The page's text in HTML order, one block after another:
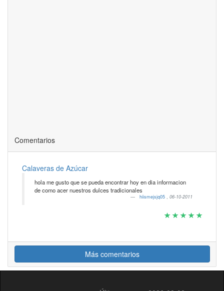
Comentarios
Calaveras de Azúcar
hola me gusto que se pueda encontrar hoy en dia informacion
de como acer nuestros dulces tradicionales
hiismejsjq05 , 06-10-2011
Más comentarios